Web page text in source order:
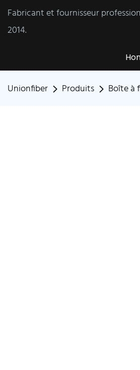
Fabricant et fournisseur
2014.
Unionfiber Produits Boîte à